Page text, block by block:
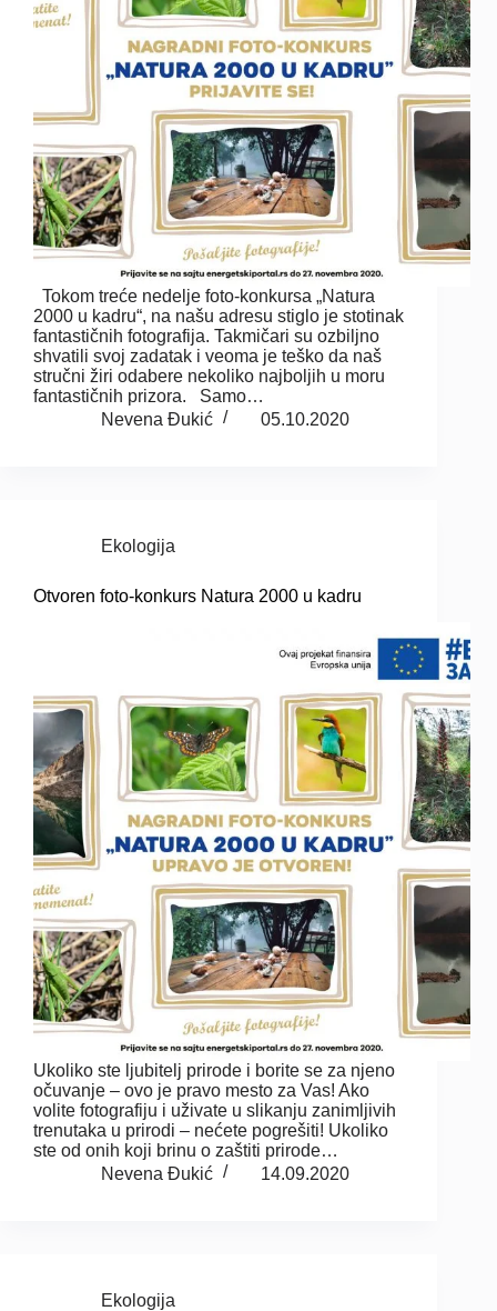
Tokom treće nedelje foto-konkursa „Natura
2000 u kadru“, na našu adresu stiglo je stotinak
fantastičnih fotografija. Takmičari su ozbiljno
shvatili svoj zadatak i veoma je teško da naš
stručni žiri odabere nekoliko najboljih u moru
fantastičnih prizora. Samo…
Nevena Đukić
05.10.2020
Ekologija
Otvoren foto-konkurs Natura 2000 u kadru
Ukoliko ste ljubitelj prirode i borite se za njeno
očuvanje – ovo je pravo mesto za Vas! Ako
volite fotografiju i uživate u slikanju zanimljivih
trenutaka u prirodi – nećete pogrešiti! Ukoliko
ste od onih koji brinu o zaštiti prirode…
Nevena Đukić
14.09.2020
Ekologija